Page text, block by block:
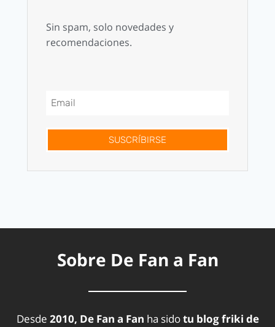
Sin spam, solo novedades y
recomendaciones.
SUSCRÍBIRSE
Sobre De Fan a Fan
Desde 2010, De Fan a Fan ha sidotu blog friki de